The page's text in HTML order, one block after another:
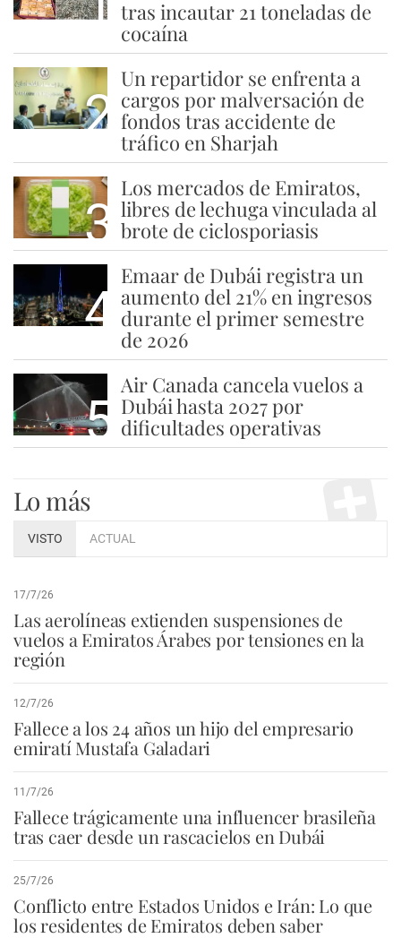
tras incautar 21 toneladas de
cocaína
2
Un repartidor se enfrenta a
cargos por malversación de
fondos tras accidente de
tráfico en Sharjah
3
Los mercados de Emiratos,
libres de lechuga vinculada al
brote de ciclosporiasis
4
Emaar de Dubái registra un
aumento del 21% en ingresos
durante el primer semestre
de 2026
5
Air Canada cancela vuelos a
Dubái hasta 2027 por
dificultades operativas
Lo más
VISTO ACTUAL
17/7/26
Las aerolíneas extienden suspensiones de
vuelos a Emiratos Árabes por tensiones en la
región
12/7/26
Fallece a los 24 años un hijo del empresario
emiratí Mustafa Galadari
11/7/26
Fallece trágicamente una influencer brasileña
tras caer desde un rascacielos en Dubái
25/7/26
Conflicto entre Estados Unidos e Irán: Lo que
los residentes de Emiratos deben saber